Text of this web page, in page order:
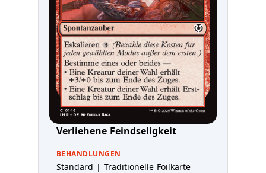
Verliehene Feindseligkeit
BEHANDLUNGEN
Standard | Traditionelle Foilkarte